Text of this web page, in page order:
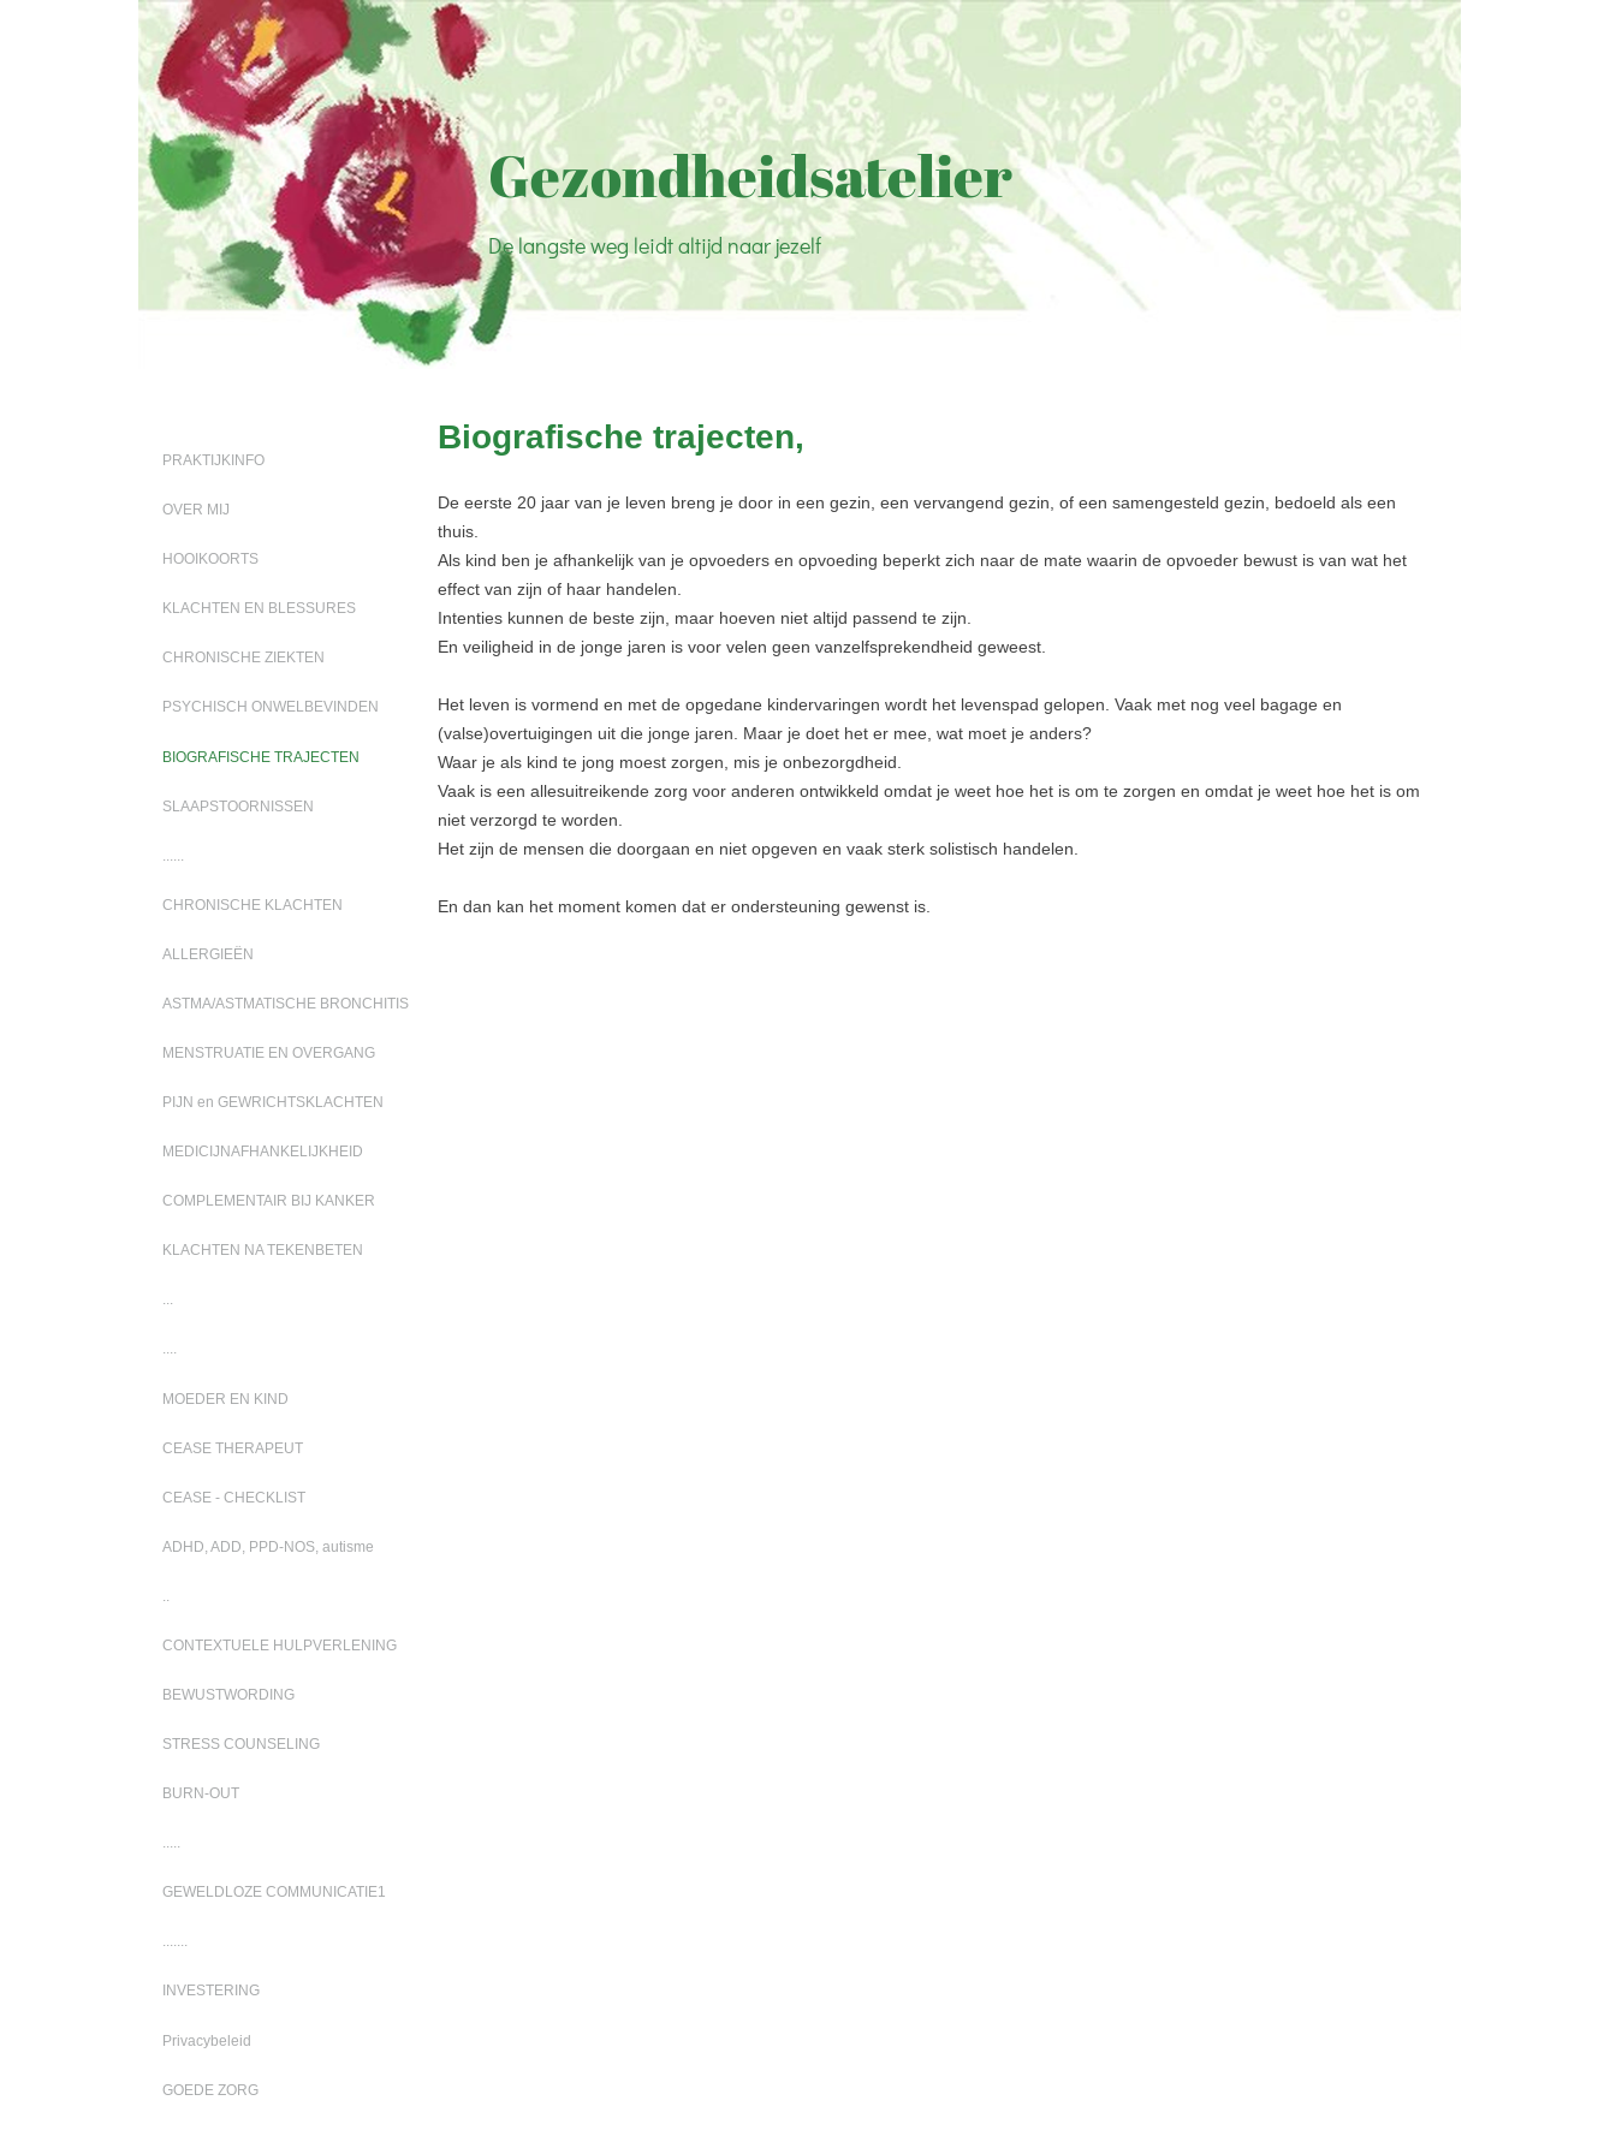
Gezondheidsatelier
De langste weg leidt altijd naar jezelf
PRAKTIJKINFO
OVER MIJ
HOOIKOORTS
KLACHTEN EN BLESSURES
CHRONISCHE ZIEKTEN
PSYCHISCH ONWELBEVINDEN
BIOGRAFISCHE TRAJECTEN
SLAAPSTOORNISSEN
CHRONISCHE KLACHTEN
ALLERGIEËN
ASTMA/ASTMATISCHE BRONCHITIS
MENSTRUATIE EN OVERGANG
PIJN en GEWRICHTSKLACHTEN
MEDICIJNAFHANKELIJKHEID
COMPLEMENTAIR BIJ KANKER
KLACHTEN NA TEKENBETEN
...
....
MOEDER EN KIND
CEASE THERAPEUT
CEASE - CHECKLIST
ADHD, ADD, PPD-NOS, autisme
..
CONTEXTUELE HULPVERLENING
BEWUSTWORDING
STRESS COUNSELING
BURN-OUT
.....
GEWELDLOZE COMMUNICATIE1
.......
INVESTERING
Privacybeleid
GOEDE ZORG
Biografische trajecten,
De eerste 20 jaar van je leven breng je door in een gezin, een vervangend gezin, of een samengesteld gezin, bedoeld als een
thuis.
Als kind ben je afhankelijk van je opvoeders en opvoeding beperkt zich naar de mate waarin de opvoeder bewust is van wat het
effect van zijn of haar handelen.
Intenties kunnen de beste zijn, maar hoeven niet altijd passend te zijn.
En veiligheid in de jonge jaren is voor velen geen vanzelfsprekendheid geweest.
Het leven is vormend en met de opgedane kindervaringen wordt het levenspad gelopen. Vaak met nog veel bagage en
(valse)overtuigingen uit die jonge jaren. Maar je doet het er mee, wat moet je anders?
Waar je als kind te jong moest zorgen, mis je onbezorgdheid.
Vaak is een allesuitreikende zorg voor anderen ontwikkeld omdat je weet hoe het is om te zorgen en omdat je weet hoe het is om
niet verzorgd te worden.
Het zijn de mensen die doorgaan en niet opgeven en vaak sterk solistisch handelen.
En dan kan het moment komen dat er ondersteuning gewenst is.